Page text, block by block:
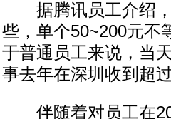
据腾讯员工介绍，
些，单个50~200元不
于普通员工来说，当
事去年在深圳收到超
伴随着对员工在